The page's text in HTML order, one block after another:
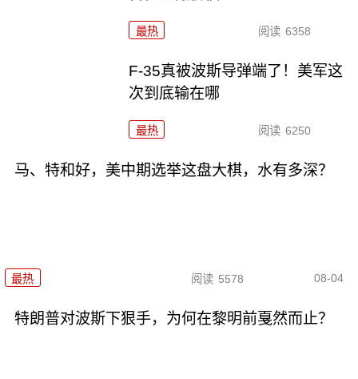
最热 阅读 6358
F-35真被波斯导弹端了！美军这
次到底输在哪
最热 阅读 6250
马、特和好，美中期选举这盘大棋，水有多深？
最热 阅读 5578 08-04
特朗普对波斯下狠手，为何在黎明前戛然而止？